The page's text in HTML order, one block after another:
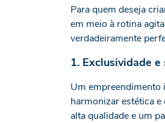
Para quem deseja
em meio à rotina
verdadeiramente
1. Exclusividade
Um empreendimento
harmonizar estética
alta qualidade e um